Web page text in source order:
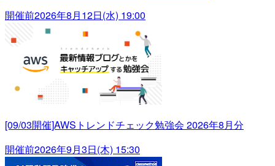
開催前2026年8月12日(水) 19:00
[09/03開催]AWSトレンドチェック勉強会 2026年8月分
開催前2026年9月3日(木) 15:30